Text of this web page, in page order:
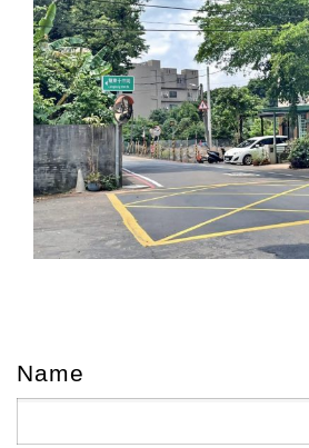
Name